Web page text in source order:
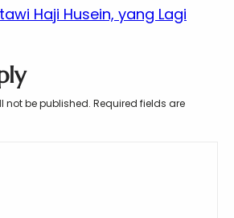
Haji Husein, yang Lagi
not be published. Required fields are